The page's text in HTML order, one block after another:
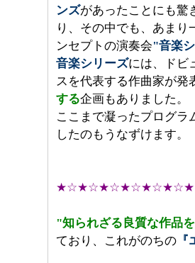
ンズがあったことにも驚
り、その中でも、あま
ンセプトの演奏会"音楽
音楽シリーズには、ドビ
スを代表する作曲家が発
する企画もありました。
ここまで凝ったプログラ
したのもうなずけます。
"知られざる良質な作品
ており、これがのちの